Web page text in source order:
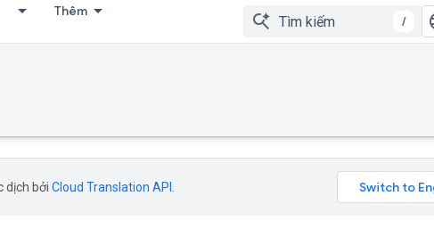
Thêm
/
dịch bởi Cloud Translation API